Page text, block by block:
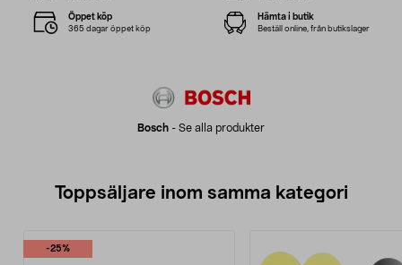
Bosch - Se alla produkter
Öppet köp
365 dagar öppet köp
Hämta i butik
Beställ online, från butikslager
Toppsäljare inom samma kategori
-25%